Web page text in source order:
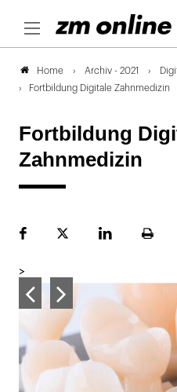
Home Archiv - 2021
Fortbildung Digitale Zahnmedizin
Fortbildung
Zahnmedizin
FacebookPlattformLinekdInSeite
>